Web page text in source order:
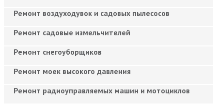
Ремонт воздуходувок и садовых пылесосов
Ремонт садовые измельчителей
Ремонт снегоуборщиков
Ремонт моек высокого давления
Ремонт радиоуправляемых машин и мотоциклов